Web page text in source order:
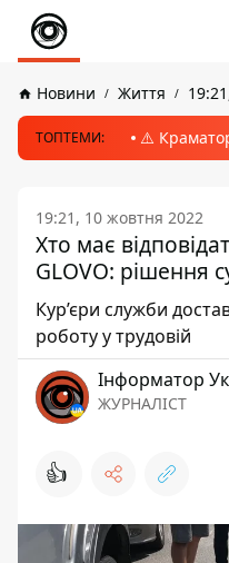
Новини Життя
ТОПТЕМИ: ⚠️
19:21, 10 жовтня 2022
Хто має
GLOVO: рішення
Кур’єри служби
роботу у трудовій
Інформатор
ЖУРНАЛІСТ
👍